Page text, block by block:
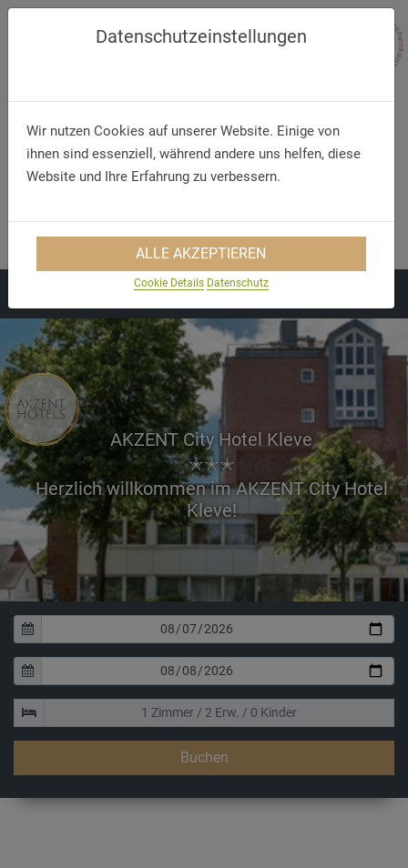
+49 (28 21) 72 63 0
info@cityhotelkleve.de
AKZENT City Hotel Kleve
✭✭✭
Previous Next
Buchen
Datenschutzeinstellungen
Wir nutzen Cookies auf unserer Website. Einige von
ihnen sind essenziell, während andere uns helfen, diese
Website und Ihre Erfahrung zu verbessern.
ALLE AKZEPTIEREN
Cookie Details Datenschutz